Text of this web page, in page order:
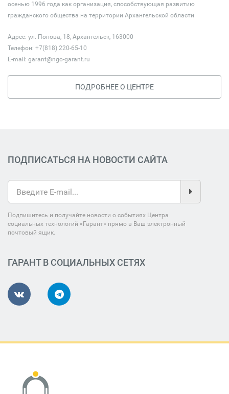
осенью 1996 года как организация, способствующая развитию
гражданского общества на территории Архангельской области
Адрес: ул. Попова, 18, Архангельск, 163000
Телефон: +7(818) 220-65-10
E-mail: garant@ngo-garant.ru
ПОДРОБНЕЕ О ЦЕНТРЕ
ПОДПИСАТЬСЯ НА НОВОСТИ САЙТА
Подпишитесь и получайте новости о событиях Центра
социальных технологий «Гарант» прямо в Ваш электронный
почтовый ящик.
ГАРАНТ В СОЦИАЛЬНЫХ СЕТЯХ